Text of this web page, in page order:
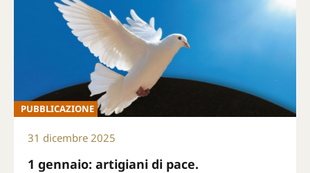
PUBBLICAZIONE
31 dicembre 2025
1 gennaio: artigiani di pace.